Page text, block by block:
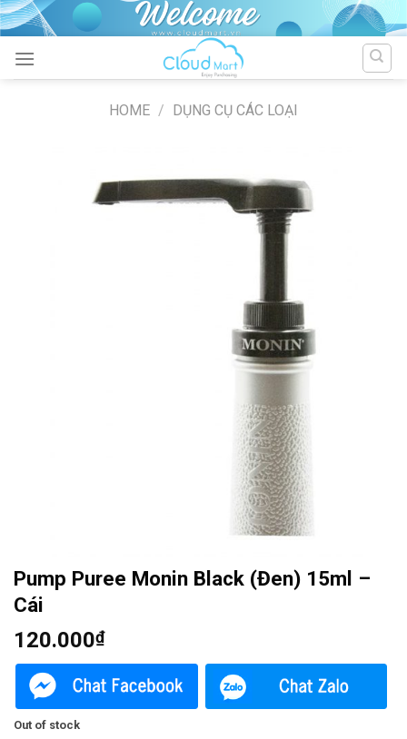
Skip
to
content
HOME / DỤNG CỤ CÁC LOẠI
Pump Puree Monin Black (Đen) 15ml –
Cái
120.000₫
Out of stock